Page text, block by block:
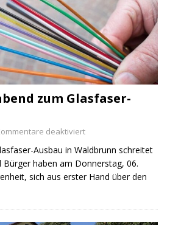
zum Glasfaser-
deaktiviert
Ausbau in Waldbrunn schreitet
haben am Donnerstag, 06.
sich aus erster Hand über den